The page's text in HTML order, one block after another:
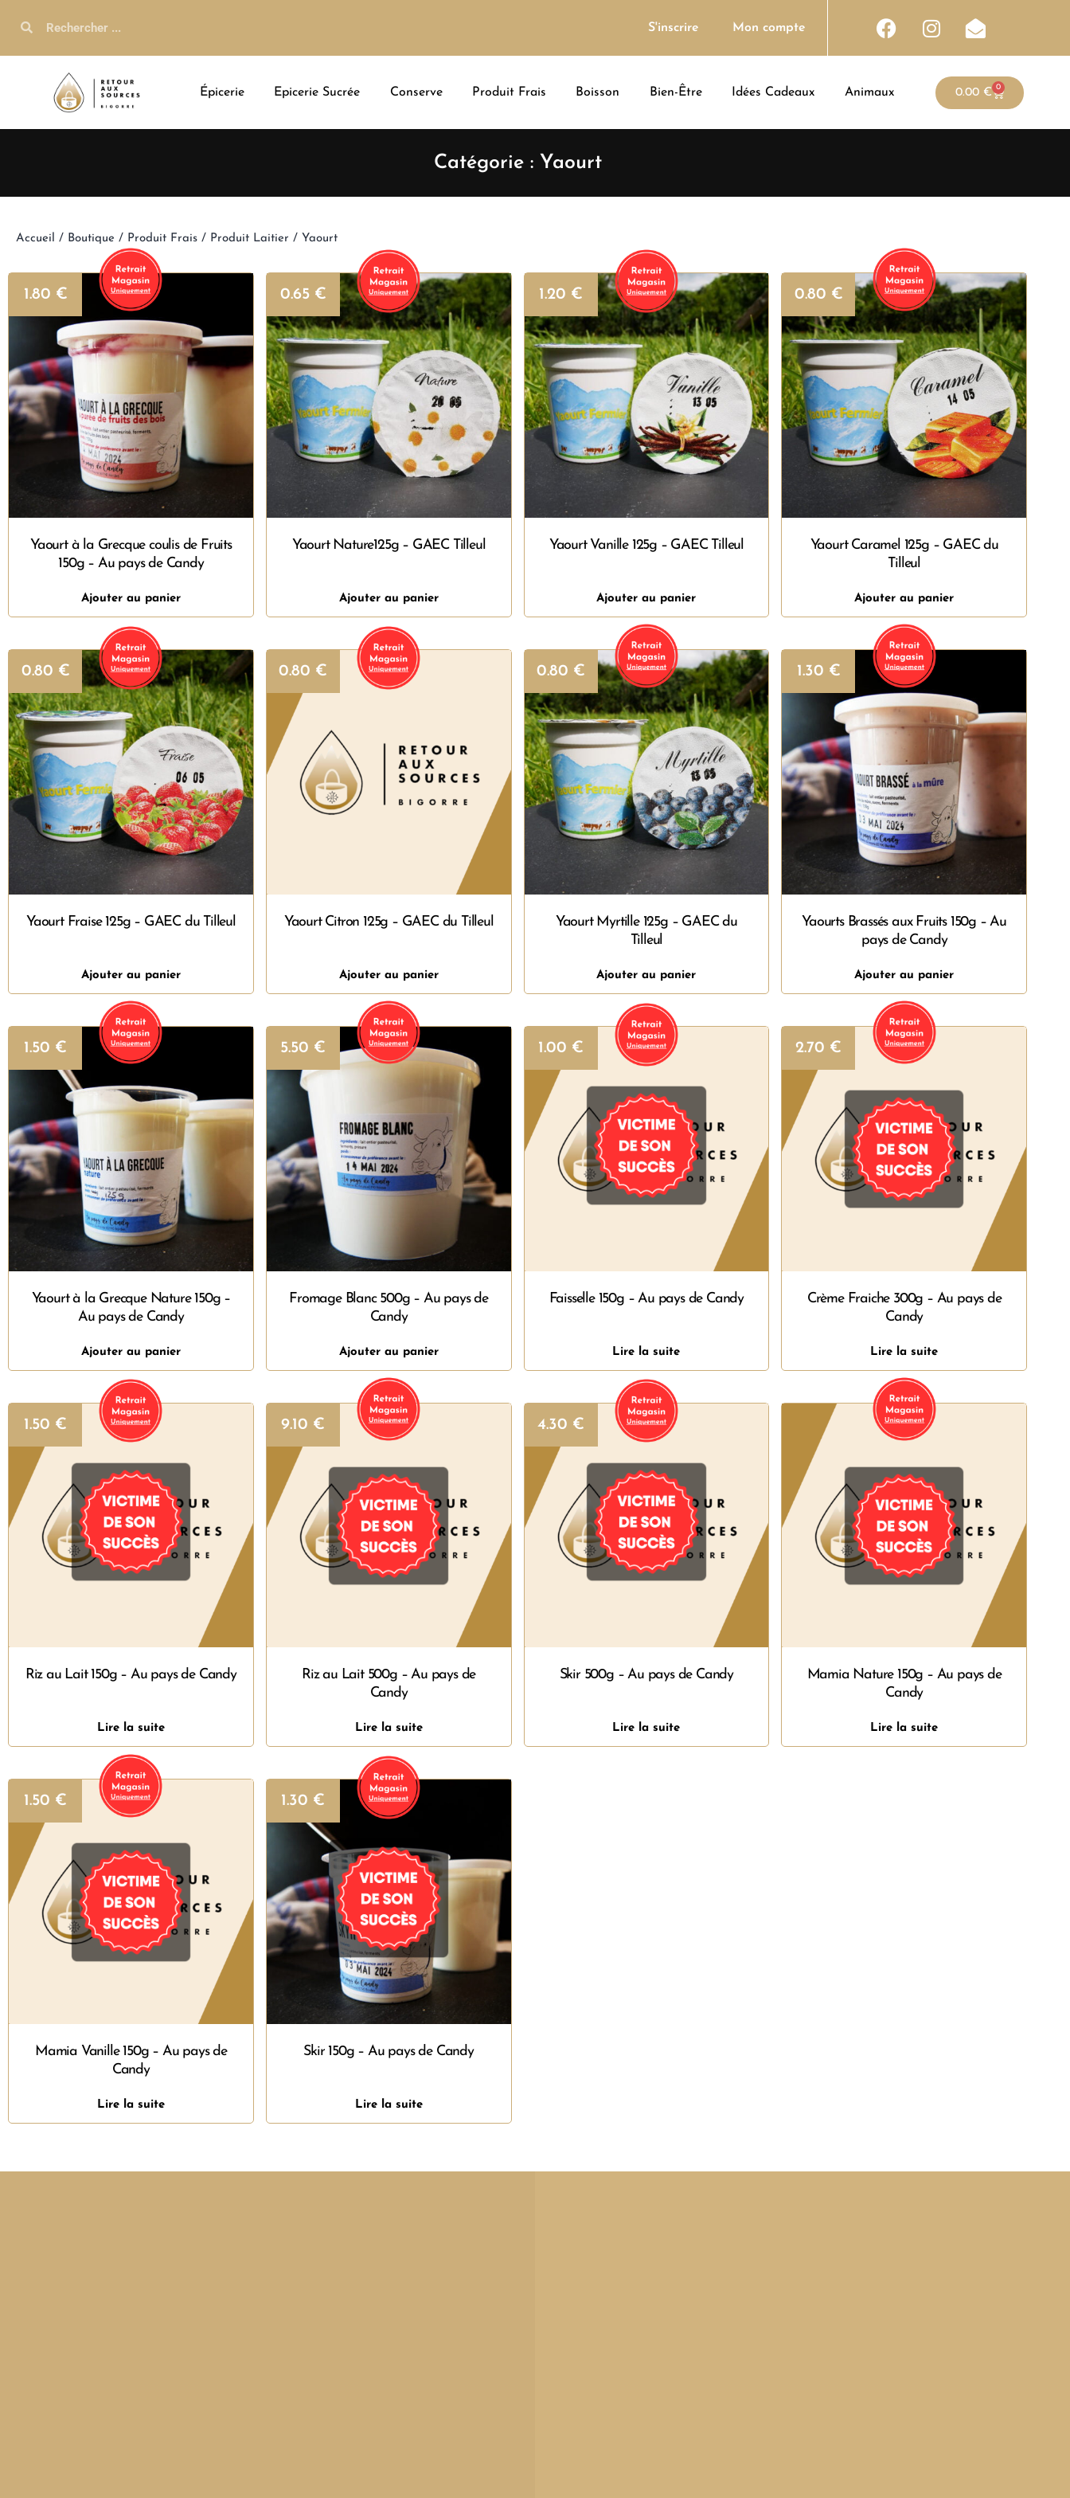
S'inscrire Mon compte
Épicerie Epicerie Sucrée Conserve Produit Frais Boisson Bien-Être Idées Cadeaux Animaux 0.00 € 0
Catégorie : Yaourt
Accueil / Boutique / Produit Frais / Produit Laitier / Yaourt
Yaourt à la Grecque coulis de Fruits
150g – Au pays de Candy
1.80 €
Ajouter au panier
Yaourt Nature125g – GAEC Tilleul
0.65 €
Ajouter au panier
Yaourt Vanille 125g – GAEC Tilleul
1.20 €
Ajouter au panier
Yaourt Caramel 125g – GAEC du
Tilleul
0.80 €
Ajouter au panier
Yaourt Fraise 125g – GAEC du Tilleul
0.80 €
Ajouter au panier
Yaourt Citron 125g – GAEC du Tilleul
0.80 €
Ajouter au panier
Yaourt Myrtille 125g – GAEC du
Tilleul
0.80 €
Ajouter au panier
Yaourts Brassés aux Fruits 150g – Au
pays de Candy
1.30 €
Ajouter au panier
Yaourt à la Grecque Nature 150g –
Au pays de Candy
1.50 €
Ajouter au panier
Fromage Blanc 500g – Au pays de
Candy
5.50 €
Ajouter au panier
Faisselle 150g – Au pays de Candy
1.00 €
Lire la suite
Crème Fraiche 300g – Au pays de
Candy
2.70 €
Lire la suite
Riz au Lait 150g – Au pays de Candy
1.50 €
Lire la suite
Riz au Lait 500g – Au pays de
Candy
9.10 €
Lire la suite
Skir 500g – Au pays de Candy
4.30 €
Lire la suite
Mamia Nature 150g – Au pays de
Candy
Lire la suite
Mamia Vanille 150g – Au pays de
Candy
1.50 €
Lire la suite
Skir 150g – Au pays de Candy
1.30 €
Lire la suite